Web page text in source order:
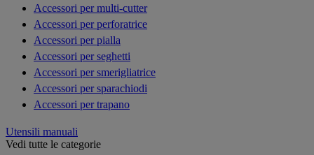
Accessori per multi-cutter
Accessori per perforatrice
Accessori per pialla
Accessori per seghetti
Accessori per smerigliatrice
Accessori per sparachiodi
Accessori per trapano
Utensili manuali
Vedi tutte le categorie